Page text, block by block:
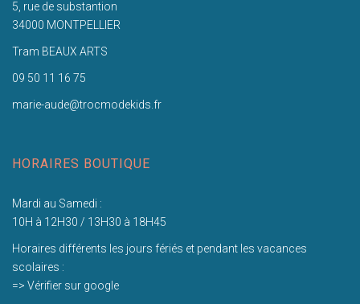
5, rue de substantion
34000 MONTPELLIER
Tram BEAUX ARTS
09 50 11 16 75
marie-aude@trocmodekids.fr
HORAIRES BOUTIQUE
Mardi au Samedi :
10H à 12H30 / 13H30 à 18H45
Horaires différents les jours fériés et pendant les vacances
scolaires :
=> Vérifier sur google